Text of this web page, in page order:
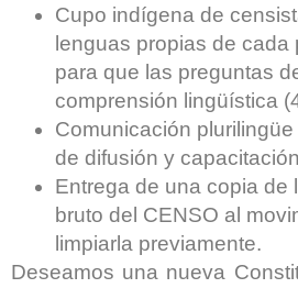
Cupo indígena de
lenguas propias de cada
para que las preguntas
comprensión lingüística
Comunicación
de difusión y
Entrega de una copia de
bruto del CENSO al
limpiarla previamente.
Deseamos una nueva